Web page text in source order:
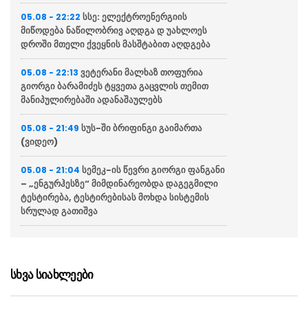
05.08 - 22:22 სსე: ელექტროენერგიის
მიწოდება ნაწილობრივ აღდგა დ უახლოეს
დროში მთელი ქვეყნის მასშტაბით აღდგება
05.08 - 22:13 ვეტერანი მალხაზ თოფურია
გიორგი ბარამიძეს ტყვეთა გაცვლის თემით
მანიპულირებაში ადანაშაულებს
05.08 - 21:49 სუს-ში ბრიფინგი გაიმართა
(ვიდეო)
05.08 - 21:04 სემეკ-ის წევრი გიორგი ფანგანი
– „ენგურჰესზე“ მიმდინარეობდა დაგეგმილი
ტესტირება, ტესტირებისას მოხდა სისტემის
სრულად გათიშვა
რწმუნებულის, ზაალ გელაშვილის
გარდაცვალების გამო”
სხვა სიახლეები